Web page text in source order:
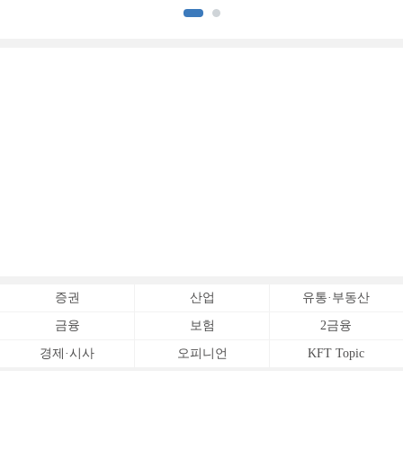
증권 산업 유통·부동산
금융 보험 2금융
경제·시사 오피니언 KFT Topic